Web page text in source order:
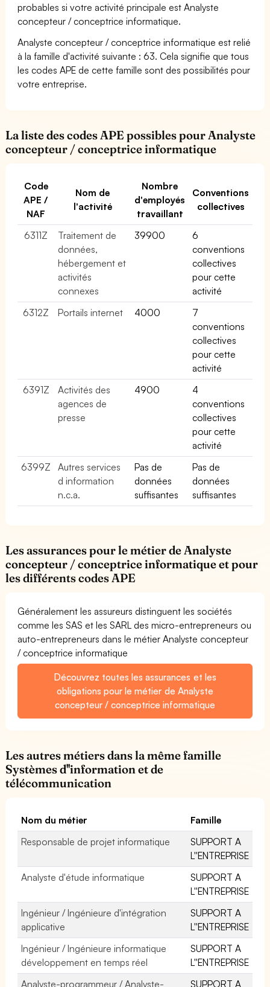
probables si votre activité principale est Analyste
concepteur / conceptrice informatique.
Analyste concepteur / conceptrice informatique est relié
à la famille d'activité suivante : 63. Cela signifie que tous
les codes APE de cette famille sont des possibilités pour
votre entreprise.
La liste des codes APE possibles pour Analyste
concepteur / conceptrice informatique
Code
APE /
NAF
Nom de
l'activité
Nombre
d'employés
travaillant
Conventions
collectives
6311Z
Traitement de
données,
hébergement et
activités
connexes
39900
6
conventions
collectives
pour cette
activité
6312Z
Portails internet 4000
7
conventions
collectives
pour cette
activité
6391Z
Activités des
agences de
presse
4900
4
conventions
collectives
pour cette
activité
6399Z
Autres services
d information
n.c.a.
Pas de
données
suffisantes
Pas de
données
suffisantes
Les assurances pour le métier de Analyste
concepteur / conceptrice informatique et pour
les différents codes APE
Généralement les assureurs distinguent les sociétés
comme les SAS et les SARL des micro-entrepreneurs ou
auto-entrepreneurs dans le métier Analyste concepteur
/ conceptrice informatique
Découvrez toutes les assurances et les
obligations pour le métier de Analyste
concepteur / conceptrice informatique
Les autres métiers dans la même famille
Systèmes d''information et de
télécommunication
Nom du métier
Famille
Responsable de projet informatique
SUPPORT A
L''ENTREPRISE
Analyste d'étude informatique
SUPPORT A
L''ENTREPRISE
Ingénieur / Ingénieure d'intégration
applicative
SUPPORT A
L''ENTREPRISE
Ingénieur / Ingénieure informatique
développement en temps réel
SUPPORT A
L''ENTREPRISE
Analyste-programmeur / Analyste-
SUPPORT A